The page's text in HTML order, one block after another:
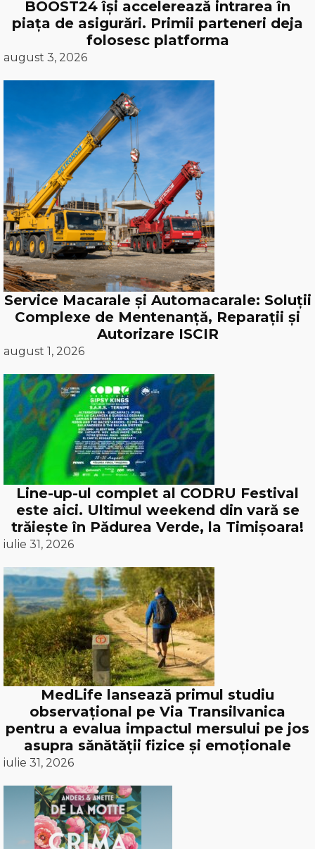
BOOST24 își accelerează intrarea în
piața de asigurări. Primii parteneri deja
folosesc platforma
august 3, 2026
Service Macarale și Automacarale: Soluții
Complexe de Mentenanță, Reparații și
Autorizare ISCIR
august 1, 2026
Line-up-ul complet al CODRU Festival
este aici. Ultimul weekend din vară se
trăiește în Pădurea Verde, la Timișoara!
iulie 31, 2026
MedLife lansează primul studiu
observațional pe Via Transilvanica
pentru a evalua impactul mersului pe jos
asupra sănătății fizice și emoționale
iulie 31, 2026